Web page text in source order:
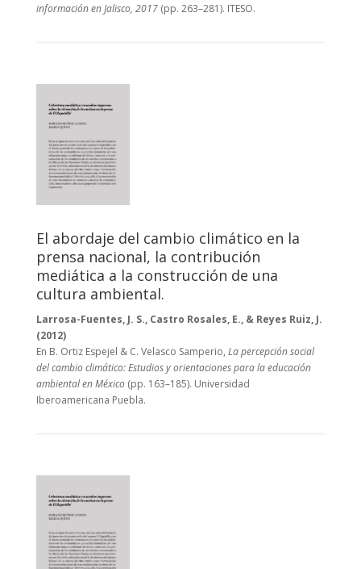
información en Jalisco, 2017(pp. 263–281). ITESO.
El abordaje del cambio climático en la
prensa nacional, la contribución
mediática a la construcción de una
cultura ambiental.
Larrosa-Fuentes, J. S., Castro Rosales, E., & Reyes Ruiz, J.
(2012)
En B. Ortiz Espejel & C. Velasco Samperio, La percepción social
del cambio climático: Estudios y orientaciones para la educación
ambiental en México(pp. 163–185). Universidad
Iberoamericana Puebla.